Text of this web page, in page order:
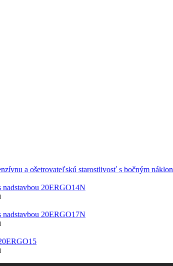
a ošetrovateľskú starostlivosť s bočným
20ERGO14N
20ERGO17N